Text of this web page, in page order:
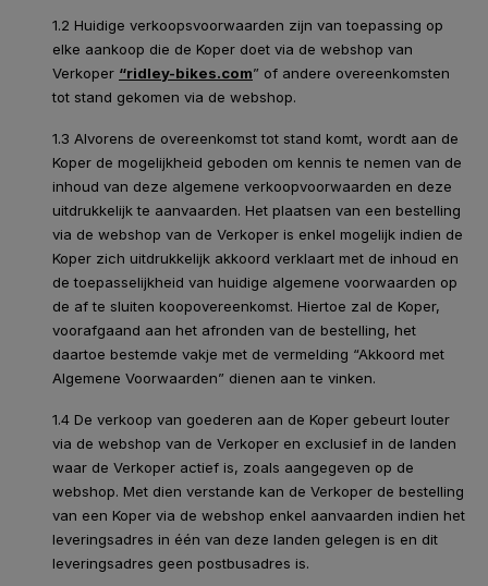
1.2 Huidige verkoopsvoorwaarden zijn van toepassing op
elke aankoop die de Koper doet via de webshop van
Verkoper “ridley-bikes.com” of andere overeenkomsten
tot stand gekomen via de webshop.
1.3 Alvorens de overeenkomst tot stand komt, wordt aan de
Koper de mogelijkheid geboden om kennis te nemen van de
inhoud van deze algemene verkoopvoorwaarden en deze
uitdrukkelijk te aanvaarden. Het plaatsen van een bestelling
via de webshop van de Verkoper is enkel mogelijk indien de
Koper zich uitdrukkelijk akkoord verklaart met de inhoud en
de toepasselijkheid van huidige algemene voorwaarden op
de af te sluiten koopovereenkomst. Hiertoe zal de Koper,
voorafgaand aan het afronden van de bestelling, het
daartoe bestemde vakje met de vermelding “Akkoord met
Algemene Voorwaarden” dienen aan te vinken.
1.4 De verkoop van goederen aan de Koper gebeurt louter
via de webshop van de Verkoper en exclusief in de landen
waar de Verkoper actief is, zoals aangegeven op de
webshop. Met dien verstande kan de Verkoper de bestelling
van een Koper via de webshop enkel aanvaarden indien het
leveringsadres in één van deze landen gelegen is en dit
leveringsadres geen postbusadres is.